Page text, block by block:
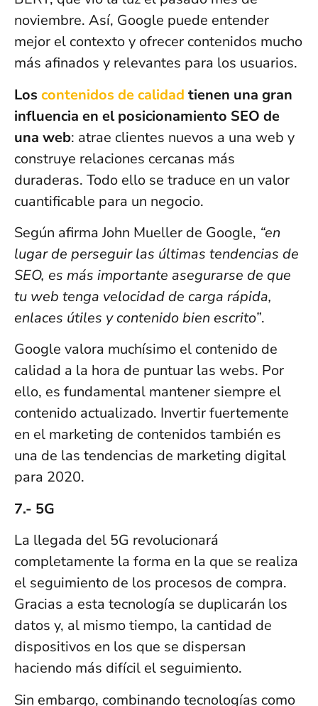
noviembre. Así, Google puede entender
mejor el contexto y ofrecer contenidos mucho
más afinados y relevantes para los usuarios.
Los contenidos de calidad tienen una gran
influencia en el posicionamiento SEO de
una web: atrae clientes nuevos a una web y
construye relaciones cercanas más
duraderas. Todo ello se traduce en un valor
cuantificable para un negocio.
Según afirma John Mueller de Google, “en
lugar de perseguir las últimas tendencias de
SEO, es más importante asegurarse de que
tu web tenga velocidad de carga rápida,
enlaces útiles y contenido bien escrito”.
Google valora muchísimo el contenido de
calidad a la hora de puntuar las webs. Por
ello, es fundamental mantener siempre el
contenido actualizado. Invertir fuertemente
en el marketing de contenidos también es
una de las tendencias de marketing digital
para 2020.
7.- 5G
La llegada del 5G revolucionará
completamente la forma en la que se realiza
el seguimiento de los procesos de compra.
Gracias a esta tecnología se duplicarán los
datos y, al mismo tiempo, la cantidad de
dispositivos en los que se dispersan
haciendo más difícil el seguimiento.
Sin embargo, combinando tecnologías como